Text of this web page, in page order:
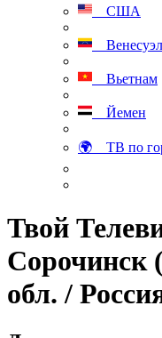
США
Вьетнам
Йемен
🌍 ТВ по
Твой
Сорочинск
обл. /